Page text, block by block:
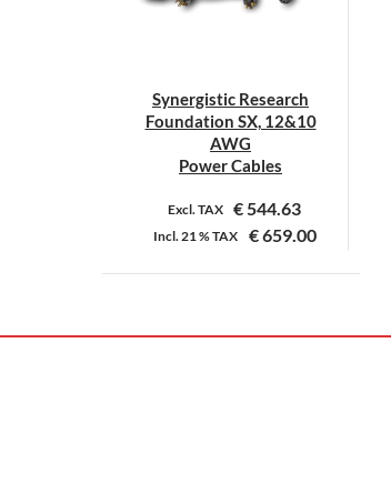
Synergistic Research
Foundation SX, 12&10
AWG
Power Cables
Excl. TAX € 544.63
Incl.21 %TAX €659.00
Dit
heeft